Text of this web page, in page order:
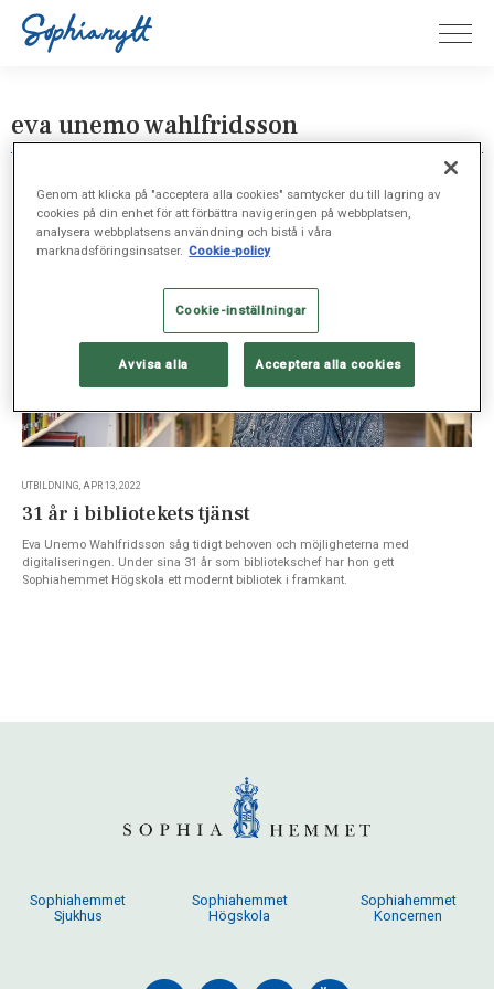
eva unemo wahlfridsson
UTBILDNING, APR 13, 2022
31 år i bibliotekets tjänst
Eva Unemo Wahlfridsson såg tidigt behoven och möjligheterna med
digitaliseringen. Under sina 31 år som bibliotekschef har hon gett
Sophiahemmet Högskola ett modernt bibliotek i framkant.
Sophiahemmet
Sjukhus
Sophiahemmet
Högskola
Sophiahemmet
Koncernen
Genom att klicka på "acceptera alla cookies" samtycker du till lagring av
cookies på din enhet för att förbättra navigeringen på webbplatsen,
analysera webbplatsens användning och bistå i våra
marknadsföringsinsatser. Cookie-policy
Cookie-inställningar
Avvisa alla Acceptera alla cookies